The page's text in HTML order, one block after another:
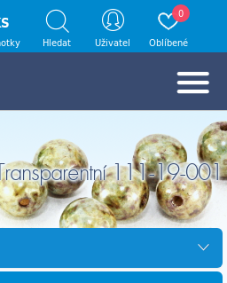
111-19-001
Hledat Uživatel
0
Oblíbené